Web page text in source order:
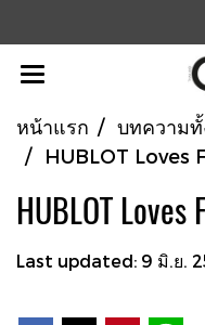
หน้าแรก บทความ
HUBLOT Loves
HUBLOT Loves
Last updated: 9 มิ.ย.